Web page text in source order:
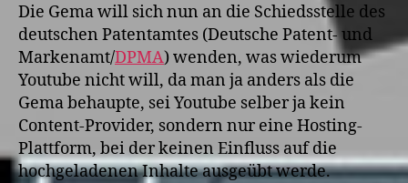
Die Gema will sich nun an die Schiedsstelle des
deutschen Patentamtes (Deutsche Patent- und
Markenamt/DPMA) wenden, was wiederum
Youtube nicht will, da man ja anders als die
Gema behaupte, sei Youtube selber ja kein
Content-Provider, sondern nur eine Hosting-
Plattform, bei der keinen Einfluss auf die
hochgeladenen Inhalte ausgeübt werde.